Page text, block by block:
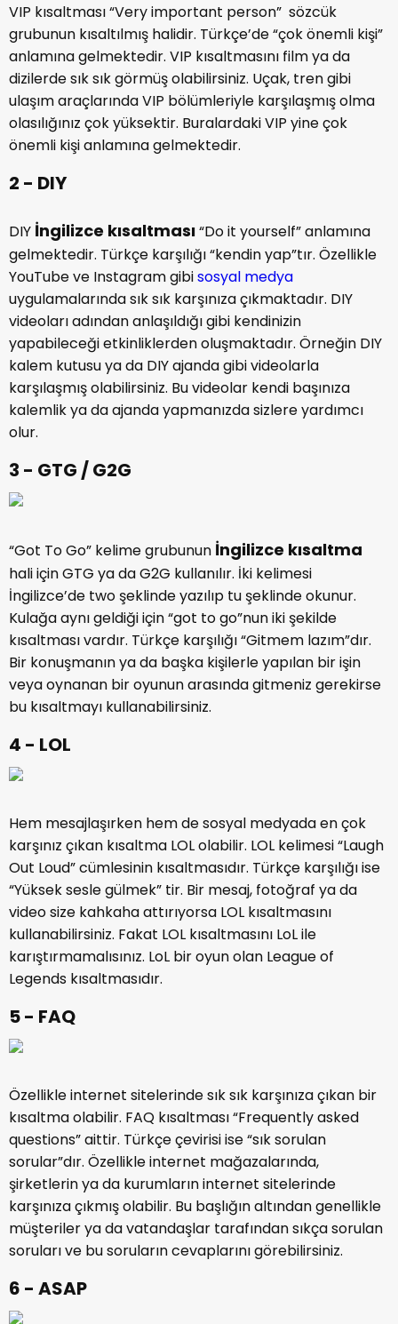
VIP kısaltması “Very important person” sözcük
grubunun kısaltılmış halidir. Türkçe’de “çok önemli kişi”
anlamına gelmektedir. VIP kısaltmasını film ya da
dizilerde sık sık görmüş olabilirsiniz. Uçak, tren gibi
ulaşım araçlarında VIP bölümleriyle karşılaşmış olma
olasılığınız çok yüksektir. Buralardaki VIP yine çok
önemli kişi anlamına gelmektedir.
2 - DIY
DIY İngilizce kısaltması“Do it yourself” anlamına
gelmektedir. Türkçe karşılığı “kendin yap”tır. Özellikle
YouTube ve Instagram gibisosyal medya
uygulamalarında sık sık karşınıza çıkmaktadır. DIY
videoları adından anlaşıldığı gibi kendinizin
yapabileceği etkinliklerden oluşmaktadır. Örneğin DIY
kalem kutusu ya da DIY ajanda gibi videolarla
karşılaşmış olabilirsiniz. Bu videolar kendi başınıza
kalemlik ya da ajanda yapmanızda sizlere yardımcı
olur.
3 - GTG / G2G
“Got To Go” kelime grubunun İngilizce kısaltma
hali için GTG ya da G2G kullanılır. İki kelimesi
İngilizce’de two şeklinde yazılıp tu şeklinde okunur.
Kulağa aynı geldiği için “got to go”nun iki şekilde
kısaltması vardır. Türkçe karşılığı “Gitmem lazım”dır.
Bir konuşmanın ya da başka kişilerle yapılan bir işin
veya oynanan bir oyunun arasında gitmeniz gerekirse
bu kısaltmayı kullanabilirsiniz.
4 - LOL
Hem mesajlaşırken hem de sosyal medyada en çok
karşınız çıkan kısaltma LOL olabilir. LOL kelimesi “Laugh
Out Loud” cümlesinin kısaltmasıdır. Türkçe karşılığı ise
“Yüksek sesle gülmek” tir. Bir mesaj, fotoğraf ya da
video size kahkaha attırıyorsa LOL kısaltmasını
kullanabilirsiniz. Fakat LOL kısaltmasını LoL ile
karıştırmamalısınız. LoL bir oyun olan League of
Legends kısaltmasıdır.
5 - FAQ
Özellikle internet sitelerinde sık sık karşınıza çıkan bir
kısaltma olabilir. FAQ kısaltması “Frequently asked
questions” aittir. Türkçe çevirisi ise “sık sorulan
sorular”dır. Özellikle internet mağazalarında,
şirketlerin ya da kurumların internet sitelerinde
karşınıza çıkmış olabilir. Bu başlığın altından genellikle
müşteriler ya da vatandaşlar tarafından sıkça sorulan
soruları ve bu soruların cevaplarını görebilirsiniz.
6 - ASAP